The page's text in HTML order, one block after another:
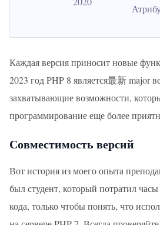
Каждая версия приносит новые
2023 год PHP 8 является最新 major
захватывающие возможности,
программирование еще более
Совместимость версий
Вот история из моего опыта
был студент, который потратил часы
кода, только чтобы понять, что